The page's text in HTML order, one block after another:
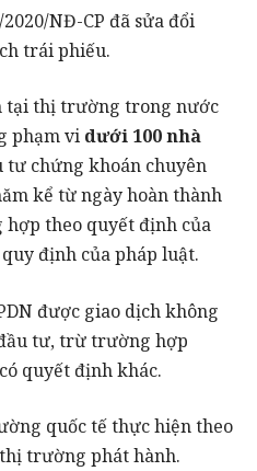
NĐ-CP đã sửa đổi
trái phiếu.
tại thị trường trong nước
phạm vi dưới 100 nhà
tư chứng khoán chuyên
kể từ ngày hoàn thành
theo quyết định của
định của pháp luật.
được giao dịch không
tư, trừ trường hợp
quyết định khác.
quốc tế thực hiện theo
trường phát hành.